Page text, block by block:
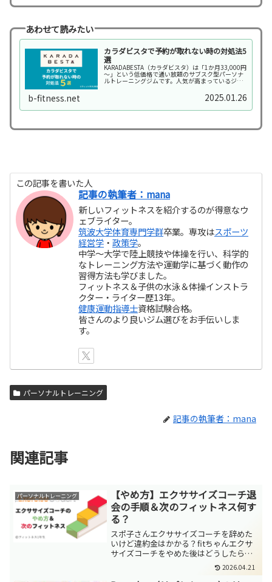
あわせて読みたい
カラダビスタで予約が取れない時の対処法5
選
KARADABESTA（カラダビスタ）は「1か月33,000円
～」という低価格で通い放題のサブスク型パーソナ
ルトレーニングジムです。人気が高まっているジム
ゃないか心配スポ子さんうまく予約が取…
b-fitness.net 2025.01.26
この記事を書いた人
記事の執筆者：mana
新しいフィットネスを紹介するのが得意なウ
ェブライター。
筑波大学体育専門学群卒業。専攻はスポーツ
経営学 ・政策学。
中学～大学で陸上競技や体操を行い、科学的
なトレーニング方法や運動学に基づく動作の
習得方法も学びました。
フィットネス＆子供の水泳＆体操インストラ
クター・ライター歴13年。
健康運動指導士資格試験合格。
皆さんのより良いジム選びをお手伝いしま
す。
パーソナルトレーニング
記事の執筆者：mana
関連記事
パーソナルトレーニング
【やめ方】エクササイズコーチ退
会の手順＆次のフィットネス何す
る？
スポ子さんエクササイズコーチを辞めた
いけど違約金はかかる？fitちゃんエクサ
サイズコーチをやめた後はどうしたらい
いかな？エクササイズコーチは1回20分で
効率よくダイエットやボディメイクが可
2026.04.21